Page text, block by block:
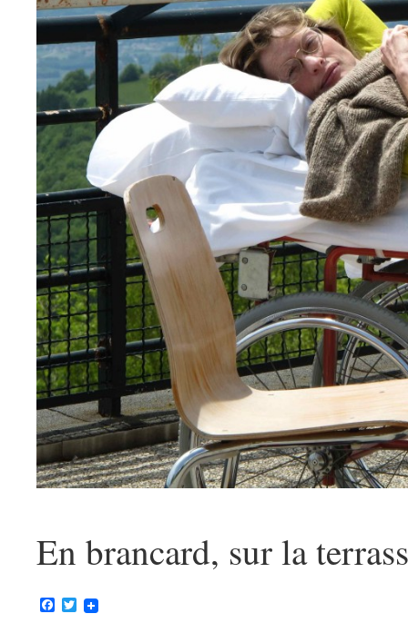
En brancard, sur la
Facebook
Twitter